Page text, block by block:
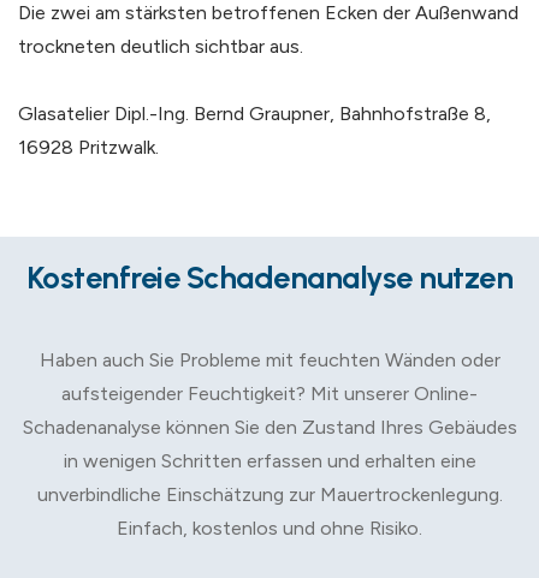
Die zwei am stärksten betroffenen Ecken der Außenwand
trockneten deutlich sichtbar aus.
Glasatelier Dipl.-Ing. Bernd Graupner, Bahnhofstraße 8,
16928 Pritzwalk.
Kostenfreie Schadenanalyse nutzen
Haben auch Sie Probleme mit feuchten Wänden oder
aufsteigender Feuchtigkeit? Mit unserer Online-
Schadenanalyse können Sie den Zustand Ihres Gebäudes
in wenigen Schritten erfassen und erhalten eine
unverbindliche Einschätzung zur Mauertrockenlegung.
Einfach, kostenlos und ohne Risiko.